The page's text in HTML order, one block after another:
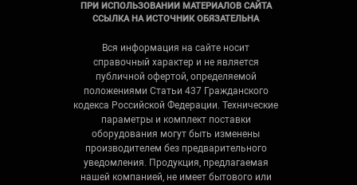
ПРИ ИСПОЛЬЗОВАНИИ МАТЕРИАЛОВ САЙТА
ССЫЛКА НА ИСТОЧНИК ОБЯЗАТЕЛЬНА
Вся информация на сайте носит
справочный характер и не является
публичной офертой, определяемой
положениями Статьи 437 Гражданского
кодекса Российской Федерации. Технические
параметры и комплект поставки
оборудования могут быть изменены
производителем без предварительного
уведомления. Продукция, предлагаемая
нашей компанией, не имеет бытового или